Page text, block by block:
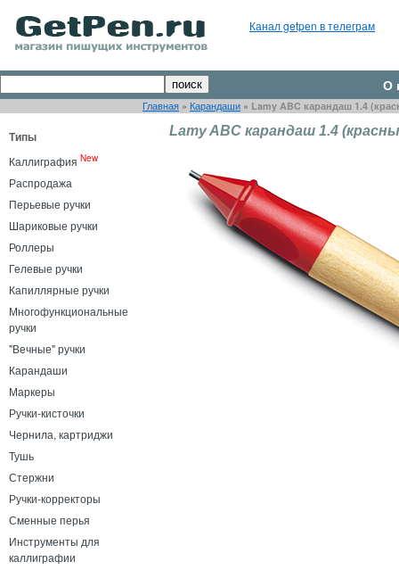
Канал getpen в телеграм
О
Главная » Карандаши » Lamy ABC карандаш 1.4
Типы
Каллиграфия New
Распродажа
Перьевые ручки
Шариковые ручки
Роллеры
Гелевые ручки
Капиллярные ручки
Многофункциональные
ручки
"Вечные" ручки
Карандаши
Маркеры
Ручки-кисточки
Чернила, картриджи
Тушь
Стержни
Ручки-корректоры
Сменные перья
Инструменты для
каллиграфии
Lamy ABC карандаш 1.4